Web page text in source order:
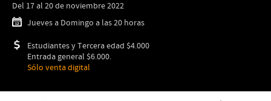
Del 17 al 20 de noviembre 2022
Jueves a Domingo a las 20 horas
Estudiantes y Tercera edad $4.000
Entrada general $6.000.
Sólo venta digital